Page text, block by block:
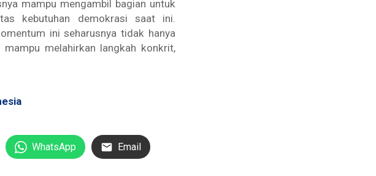
mampu mengambil bagian untuk
kebutuhan demokrasi saat ini.
ini seharusnya tidak hanya
melahirkan langkah konkrit,
WhatsApp Email